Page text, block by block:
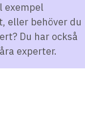
exempel
eller behöver du
Du har också
experter.